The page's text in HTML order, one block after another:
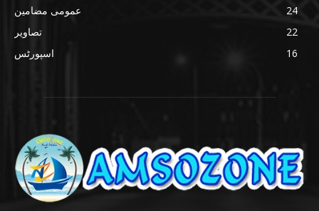
عمومی مضامین
24
تصاویر
22
اسپورٹس
16